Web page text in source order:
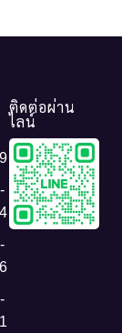
ติดต่อผ่าน
ไลน์